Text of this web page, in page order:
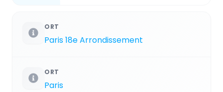
ORT
Paris 18e Arrondissement
ORT
Paris